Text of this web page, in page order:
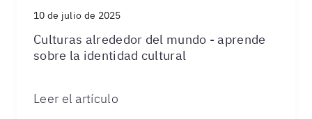
10 de julio de 2025
Culturas alrededor del mundo - aprende
sobre la identidad cultural
Leer el artículo